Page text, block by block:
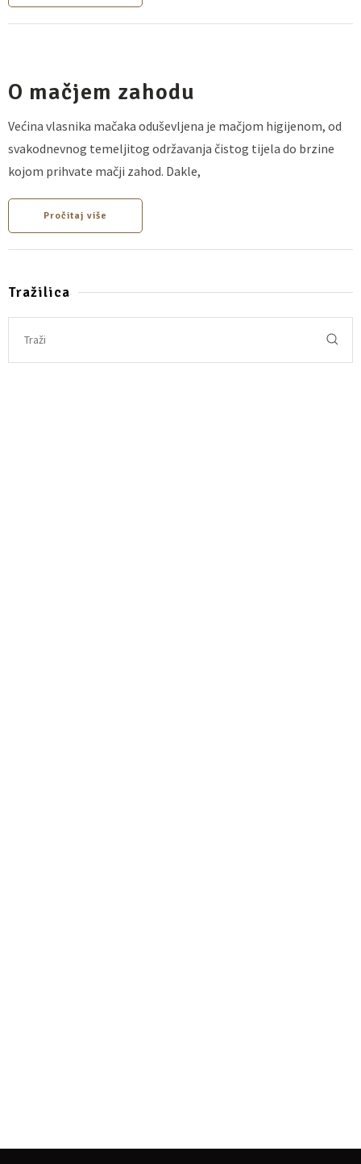
O mačjem zahodu
Većina vlasnika mačaka oduševljena je mačjom higijenom, od
svakodnevnog temeljitog održavanja čistog tijela do brzine
kojom prihvate mačji zahod. Dakle,
Pročitaj više
Tražilica